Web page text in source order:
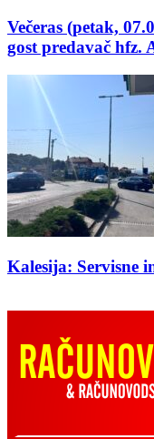
Večeras (petak,
gost predavač hfz.
Kalesija: Servisne